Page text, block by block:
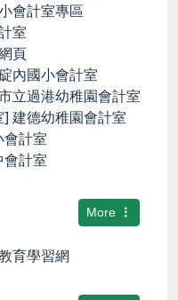
會計室專區
室
頁
內國小會計室
立過港幼稚園會計室
建德幼稚園會計室
計室
計室
More
育學習網